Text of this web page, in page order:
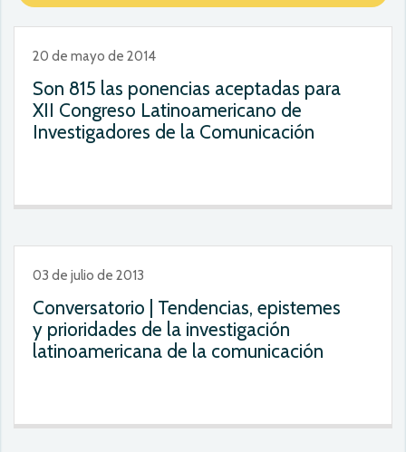
20 de mayo de 2014
Son 815 las ponencias aceptadas para
XII Congreso Latinoamericano de
Investigadores de la Comunicación
03 de julio de 2013
Conversatorio | Tendencias, epistemes
y prioridades de la investigación
latinoamericana de la comunicación